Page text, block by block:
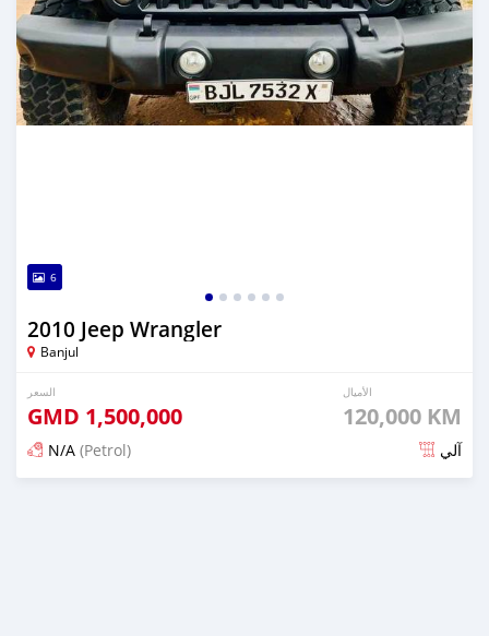
6
2010 Jeep Wrangler
Banjul
السعر
GMD 1,500,000
الأميال
120,000 KM
N/A (Petrol) آلي